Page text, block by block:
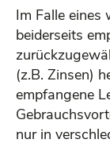
Im Falle eines
beiderseits
(z.B. Zinsen)
empfangene
nur in